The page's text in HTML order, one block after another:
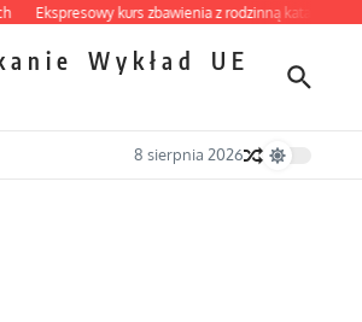
kurs zbawienia z rodzinną katastrofą
Wykład
UE
8 sierpnia 2026